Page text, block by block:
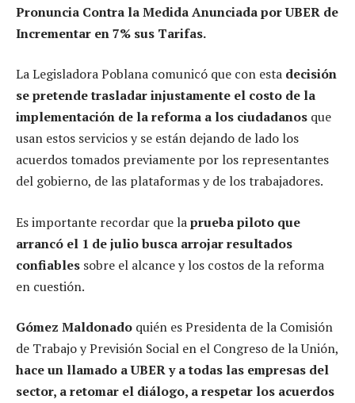
Pronuncia Contra la Medida Anunciada por UBER de
Incrementar en 7% sus Tarifas.
La Legisladora Poblana comunicó que con esta decisión
se pretende trasladar injustamente el costo de la
implementación de la reforma a los ciudadanos que
usan estos servicios y se están dejando de lado los
acuerdos tomados previamente por los representantes
del gobierno, de las plataformas y de los trabajadores.
Es importante recordar que laprueba piloto que
arrancó el 1 de julio busca arrojar resultados
confiables sobre el alcance y los costos de la reforma
en cuestión.
Gómez Maldonado quién es Presidenta de la Comisión
de Trabajo y Previsión Social en el Congreso de la Unión,
hace un llamado a UBER y a todas las empresas del
sector, a retomar el diálogo, a respetar los acuerdos